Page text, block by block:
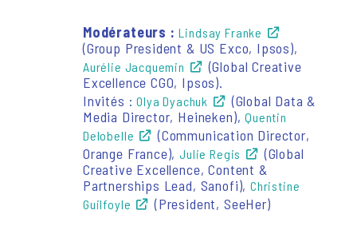
Modérateurs :Lindsay Franke
(Group President & US Exco, Ipsos),
Aurélie Jacquemin
(Global Creative
Excellence CGO, Ipsos).
Invités :Olya Dyachuk
(Global Data &
Media Director, Heineken),Quentin
Delobelle
(Communication Director,
Orange France),Julie Regis
(Global
Creative Excellence, Content &
Partnerships Lead, Sanofi), Christine
Guilfoyle
(President, SeeHer)